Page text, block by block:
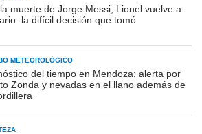
muerte de Jorge Messi, Lionel vuelve a
la difícil decisión que tomó
METEOROLÓGICO
del tiempo en Mendoza: alerta por
Zonda y nevadas en el llano además de